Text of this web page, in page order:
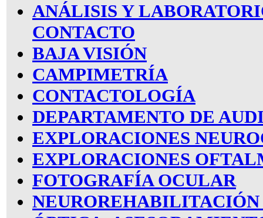
ANÁLISIS Y
CONTACTO
BAJA VISIÓN
CAMPIMETRÍA
CONTACTOLOGÍA
DEPARTAMENTO DE
EXPLORACIONES
EXPLORACIONES
FOTOGRAFÍA OCULAR